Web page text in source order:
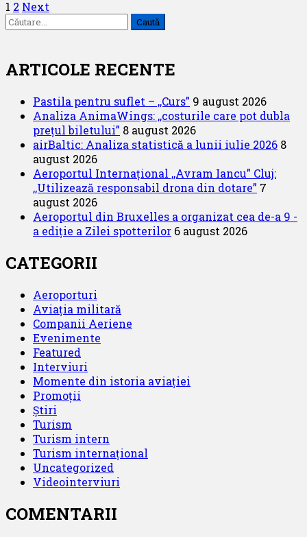
Aarhus,
noua
destinație
companiei
Wizz
Air
Paginație
articole
1 2 Next
Caută
după:
ARTICOLE RECENTE
Pastila pentru suflet – ,,Curs” 9 august 2026
Analiza AnimaWings: ,,costurile care pot dubla
prețul biletului” 8 august 2026
airBaltic: Analiza statistică a lunii iulie 2026 8
august 2026
Aeroportul Internațional ,,Avram Iancu” Cluj:
,,Utilizează responsabil drona din dotare” 7
august 2026
Aeroportul din Bruxelles a organizat cea de-a 9 -
a ediție a Zilei spotterilor 6 august 2026
CATEGORII
Aeroporturi
Aviația militară
Companii Aeriene
Evenimente
Featured
Interviuri
Momente din istoria aviației
Promoții
Știri
Turism
Turism intern
Turism internațional
Uncategorized
Videointerviuri
COMENTARII